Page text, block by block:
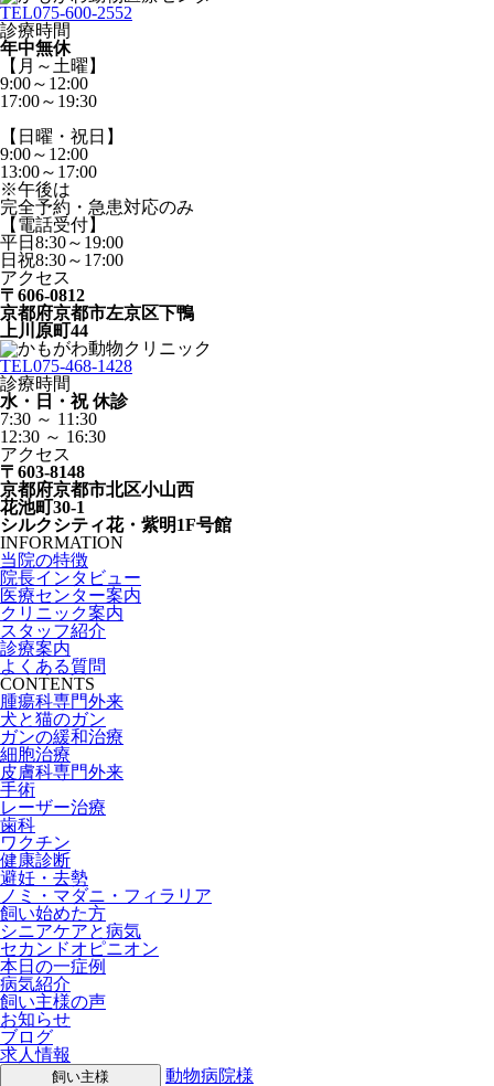
TEL075-600-2552
診療時間
年中無休
【月～土曜】
9:00～12:00
17:00～19:30
【日曜・祝日】
9:00～12:00
13:00～17:00
※午後は
完全予約・急患対応のみ
【電話受付】
平日8:30～19:00
日祝8:30～17:00
アクセス
〒606-0812
京都府京都市左京区下鴨
上川原町44
TEL075-468-1428
診療時間
水・日・祝 休診
7:30 ～ 11:30
12:30 ～ 16:30
アクセス
〒603-8148
京都府京都市北区小山西
花池町30-1
シルクシティ花・紫明1F号館
INFORMATION
当院の特徴
院長インタビュー
医療センター案内
クリニック案内
スタッフ紹介
診療案内
よくある質問
CONTENTS
腫瘍科専門外来
犬と猫のガン
ガンの緩和治療
細胞治療
皮膚科専門外来
手術
レーザー治療
歯科
ワクチン
健康診断
避妊・去勢
ノミ・マダニ・フィラリア
飼い始めた方
シニアケアと病気
セカンドオピニオン
本日の一症例
病気紹介
飼い主様の声
お知らせ
ブログ
求人情報
飼い主様
動物病院様